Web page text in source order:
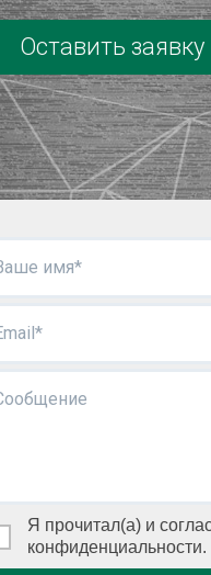
Оставить заявку
имя*
Я прочитал(а) и
конфиденциальности.